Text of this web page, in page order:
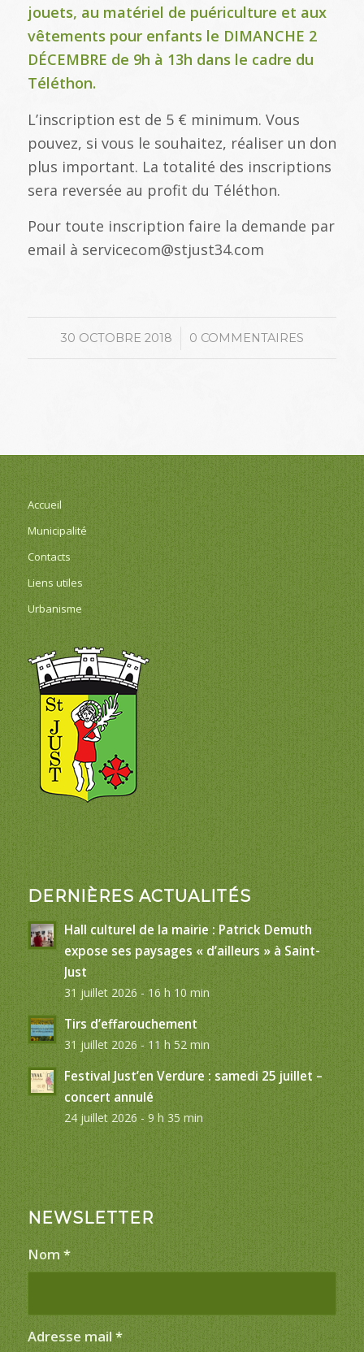
jouets, au matériel de puériculture et aux
vêtements pour enfants le DIMANCHE 2
DÉCEMBRE de 9h à 13h dans le cadre du
Téléthon.
L’inscription est de 5 € minimum. Vous
pouvez, si vous le souhaitez, réaliser un don
plus important. La totalité des inscriptions
sera reversée au profit du Téléthon.
Pour toute inscription faire la demande par
email à servicecom@stjust34.com
30 OCTOBRE 2018
/ 0 COMMENTAIRES
Accueil
Municipalité
Contacts
Liens utiles
Urbanisme
DERNIÈRES ACTUALITÉS
Hall culturel de la mairie : Patrick Demuth
expose ses paysages « d’ailleurs » à Saint-
Just
31 juillet 2026 - 16 h 10 min
Tirs d’effarouchement
31 juillet 2026 - 11 h 52 min
Festival Just’en Verdure : samedi 25 juillet –
concert annulé
24 juillet 2026 - 9 h 35 min
NEWSLETTER
Nom *
Adresse mail *